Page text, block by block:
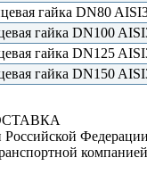
гайка DN80
гайка DN100
гайка DN125
гайка DN150
Российской